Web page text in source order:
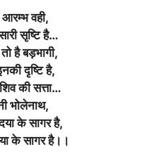
वही,
सृष्टि है…
तो है बड़भागी,
दृष्टि है,
की सत्ता…
भोलेनाथ,
के सागर है,
के सागर है।।